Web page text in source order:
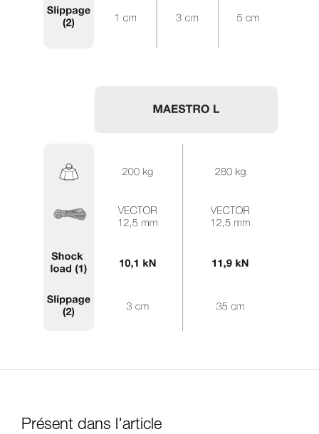
Présent dans l'article